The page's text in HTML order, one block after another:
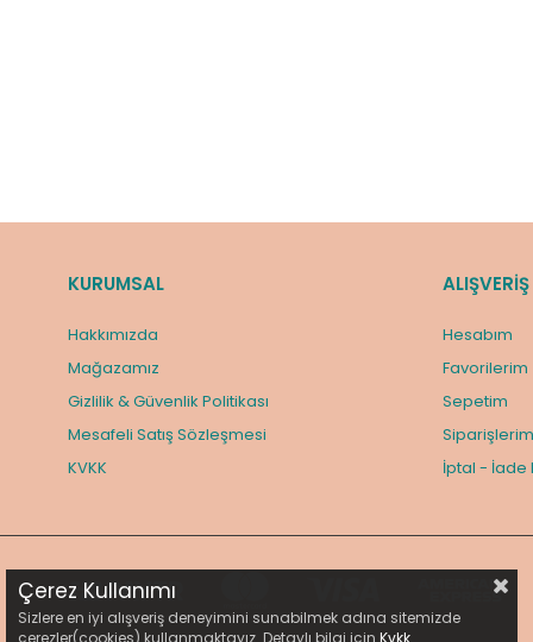
KURUMSAL
Hakkımızda
Mağazamız
Gizlilik & Güvenlik Politikası
Mesafeli Satış Sözleşmesi
KVKK
ALIŞVERİŞ
Hesabım
Favorilerim
Sepetim
Siparişlerim
İptal - İade
Çerez Kullanımı
Sizlere en iyi alışveriş deneyimini sunabilmek adına sitemizde
çerezler(cookies) kullanmaktayız. Detaylı bilgi için Kvkk